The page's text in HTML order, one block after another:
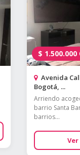
$ 1.500.000
Avenida
Bogotá, ...
Arriendo
barrio Santa
barrios...